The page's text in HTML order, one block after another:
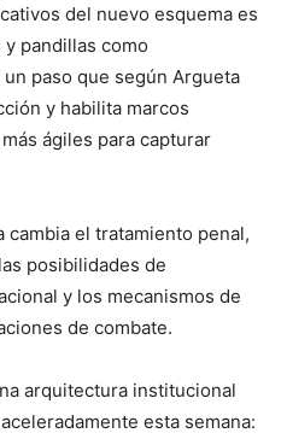
del nuevo esquema es
pandillas como
paso que según Argueta
y habilita marcos
ágiles para capturar
el tratamiento penal,
posibilidades de
y los mecanismos de
de combate.
arquitectura institucional
esta semana: